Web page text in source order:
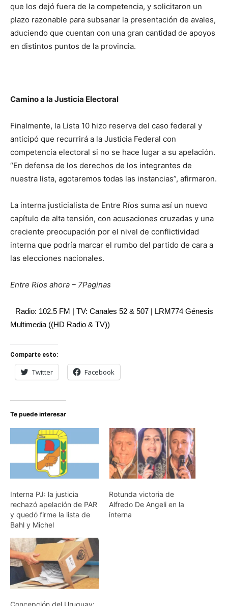
que los dejó fuera de la competencia, y solicitaron un
plazo razonable para subsanar la presentación de avales,
aduciendo que cuentan con una gran cantidad de apoyos
en distintos puntos de la provincia.
Camino a la Justicia Electoral
Finalmente, la Lista 10 hizo reserva del caso federal y
anticipó que recurrirá a la Justicia Federal con
competencia electoral si no se hace lugar a su apelación.
“En defensa de los derechos de los integrantes de
nuestra lista, agotaremos todas las instancias”, afirmaron.
La interna justicialista de Entre Ríos suma así un nuevo
capítulo de alta tensión, con acusaciones cruzadas y una
creciente preocupación por el nivel de conflictividad
interna que podría marcar el rumbo del partido de cara a
las elecciones nacionales.
Entre Rios ahora – 7Paginas
Radio: 102.5 FM | TV: Canales 52 & 507 | LRM774 Génesis
Multimedia ((HD Radio & TV))
Comparte esto:
Twitter Facebook
Te puede interesar
Interna PJ: la justicia
rechazó apelación de PAR
y quedó firme la lista de
Bahl y Michel
Rotunda victoria de
Alfredo De Angeli en la
interna
Concepción del Uruguay: